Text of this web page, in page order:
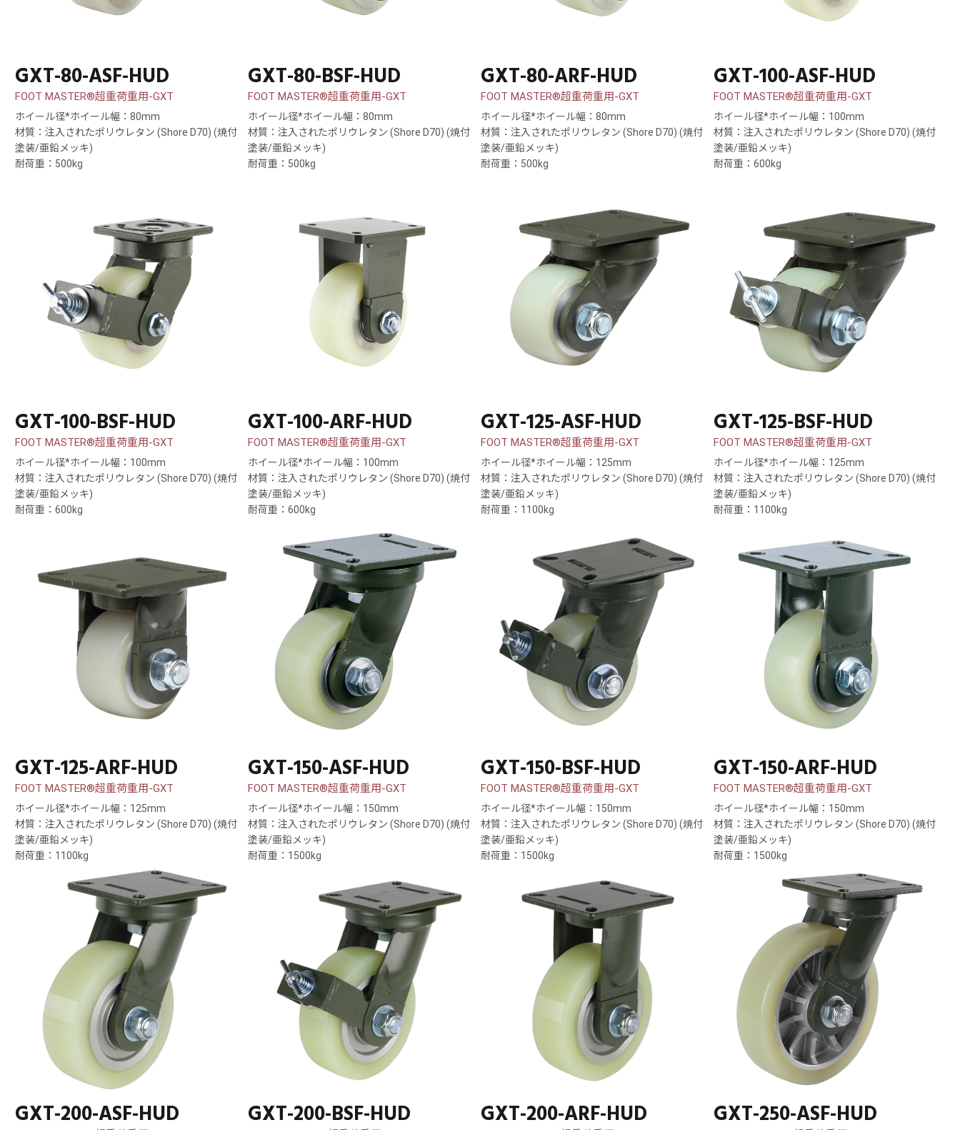
GXT-80-ASF-HUD
FOOT MASTER®超重荷重用-GXT
ホイール径*ホイール幅：80mm
材質：注入されたポリウレタン (Shore D70) (焼付
塗装/亜鉛メッキ)
耐荷重：500kg
GXT-80-BSF-HUD
FOOT MASTER®超重荷重用-GXT
ホイール径*ホイール幅：80mm
材質：注入されたポリウレタン (Shore D70) (焼付
塗装/亜鉛メッキ)
耐荷重：500kg
GXT-80-ARF-HUD
FOOT MASTER®超重荷重用-GXT
ホイール径*ホイール幅：80mm
材質：注入されたポリウレタン (Shore D70) (焼付
塗装/亜鉛メッキ)
耐荷重：500kg
GXT-100-ASF-HUD
FOOT MASTER®超重荷重用-GXT
ホイール径*ホイール幅：100mm
材質：注入されたポリウレタン (Shore D70) (焼付
塗装/亜鉛メッキ)
耐荷重：600kg
GXT-100-BSF-HUD
FOOT MASTER®超重荷重用-GXT
ホイール径*ホイール幅：100mm
材質：注入されたポリウレタン (Shore D70) (焼付
塗装/亜鉛メッキ)
耐荷重：600kg
GXT-100-ARF-HUD
FOOT MASTER®超重荷重用-GXT
ホイール径*ホイール幅：100mm
材質：注入されたポリウレタン (Shore D70) (焼付
塗装/亜鉛メッキ)
耐荷重：600kg
GXT-125-ASF-HUD
FOOT MASTER®超重荷重用-GXT
ホイール径*ホイール幅：125mm
材質：注入されたポリウレタン (Shore D70) (焼付
塗装/亜鉛メッキ)
耐荷重：1100kg
GXT-125-BSF-HUD
FOOT MASTER®超重荷重用-GXT
ホイール径*ホイール幅：125mm
材質：注入されたポリウレタン (Shore D70) (焼付
塗装/亜鉛メッキ)
耐荷重：1100kg
GXT-125-ARF-HUD
FOOT MASTER®超重荷重用-GXT
ホイール径*ホイール幅：125mm
材質：注入されたポリウレタン (Shore D70) (焼付
塗装/亜鉛メッキ)
耐荷重：1100kg
GXT-150-ASF-HUD
FOOT MASTER®超重荷重用-GXT
ホイール径*ホイール幅：150mm
材質：注入されたポリウレタン (Shore D70) (焼付
塗装/亜鉛メッキ)
耐荷重：1500kg
GXT-150-BSF-HUD
FOOT MASTER®超重荷重用-GXT
ホイール径*ホイール幅：150mm
材質：注入されたポリウレタン (Shore D70) (焼付
塗装/亜鉛メッキ)
耐荷重：1500kg
GXT-150-ARF-HUD
FOOT MASTER®超重荷重用-GXT
ホイール径*ホイール幅：150mm
材質：注入されたポリウレタン (Shore D70) (焼付
塗装/亜鉛メッキ)
耐荷重：1500kg
GXT-200-ASF-HUD GXT-200-BSF-HUD GXT-200-ARF-HUD GXT-250-ASF-HUD